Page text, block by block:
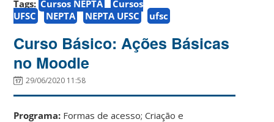
Tags: Cursos NEPTA
Cursos
UFSC
NEPTA NEPTA UFSC ufsc
Curso Básico: Ações Básicas
no Moodle
29/06/2020 11:58
Programa: Formas de acesso; Criação e